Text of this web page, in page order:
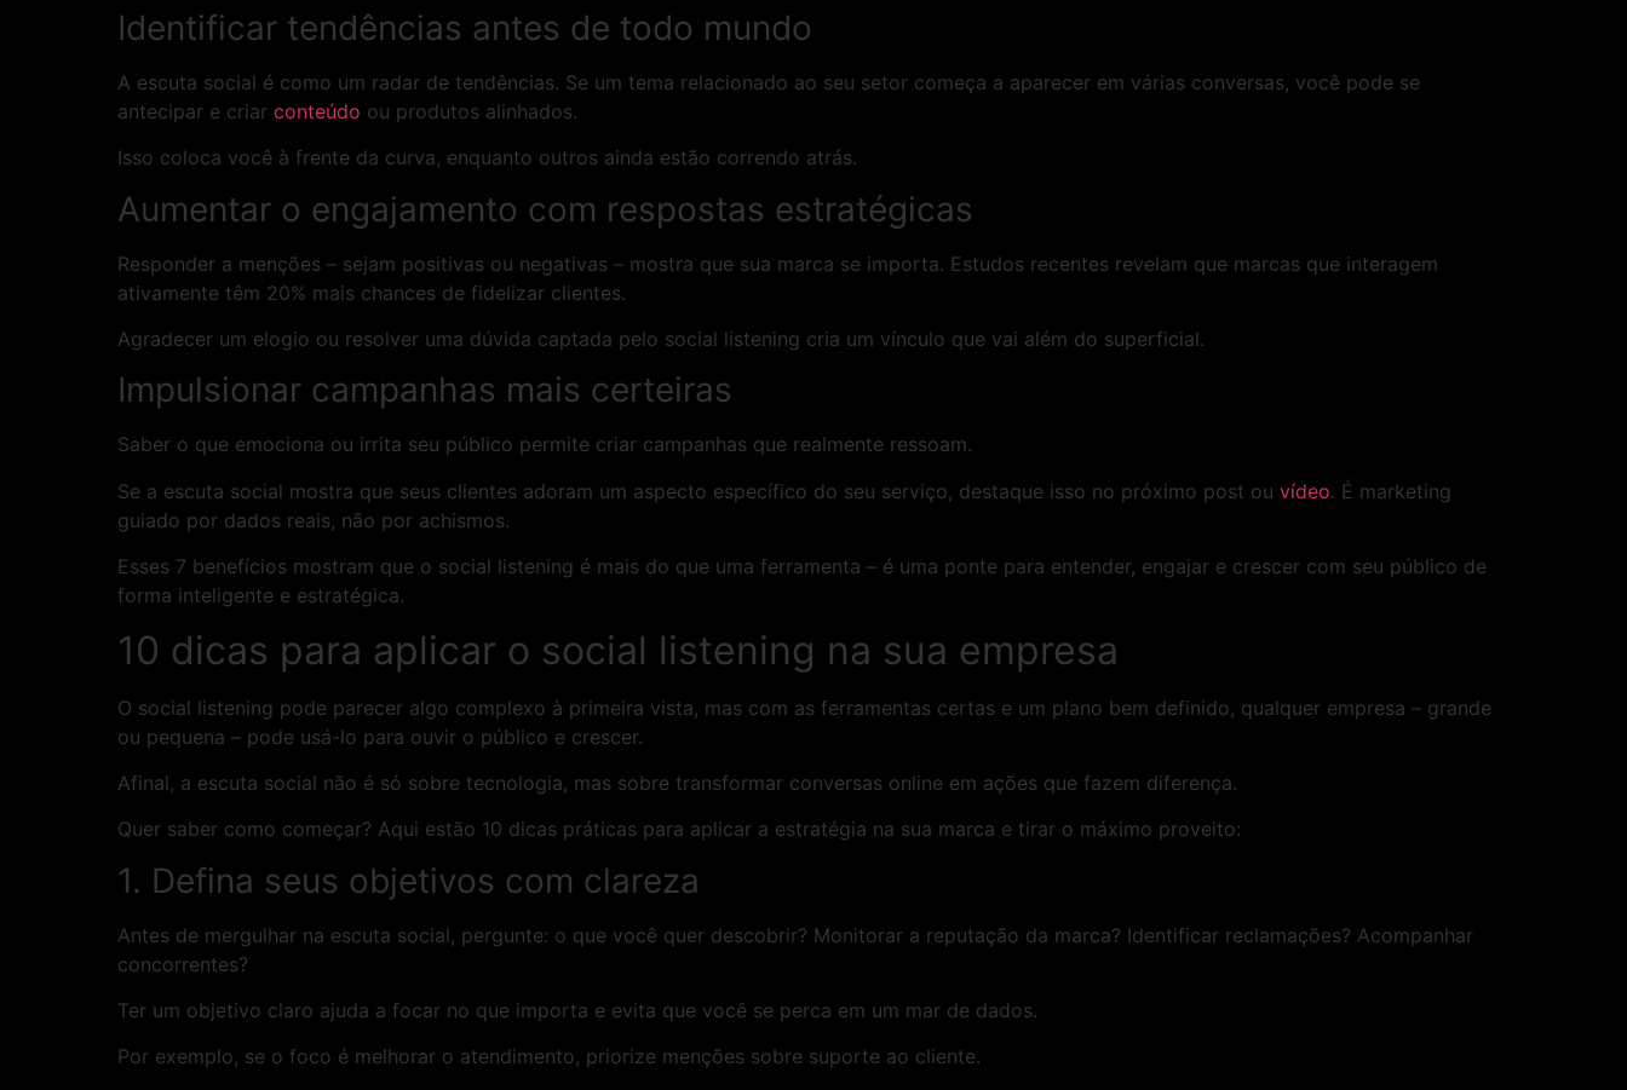
Identificar tendências antes de todo mundo
A escuta social é como um radar de tendências. Se um tema relacionado ao seu setor começa a aparecer em várias conversas, você pode se
antecipar e criar conteúdo ou produtos alinhados.
Isso coloca você à frente da curva, enquanto outros ainda estão correndo atrás.
Aumentar o engajamento com respostas estratégicas
Responder a menções – sejam positivas ou negativas – mostra que sua marca se importa. Estudos recentes revelam que marcas que interagem
ativamente têm 20% mais chances de fidelizar clientes.
Agradecer um elogio ou resolver uma dúvida captada pelo social listening cria um vínculo que vai além do superficial.
Impulsionar campanhas mais certeiras
Saber o que emociona ou irrita seu público permite criar campanhas que realmente ressoam.
Se a escuta social mostra que seus clientes adoram um aspecto específico do seu serviço, destaque isso no próximo post ou vídeo. É marketing
guiado por dados reais, não por achismos.
Esses 7 benefícios mostram que o social listening é mais do que uma ferramenta – é uma ponte para entender, engajar e crescer com seu público de
forma inteligente e estratégica.
10 dicas para aplicar o social listening na sua empresa
O social listening pode parecer algo complexo à primeira vista, mas com as ferramentas certas e um plano bem definido, qualquer empresa – grande
ou pequena – pode usá-lo para ouvir o público e crescer.
Afinal, a escuta social não é só sobre tecnologia, mas sobre transformar conversas online em ações que fazem diferença.
Quer saber como começar? Aqui estão 10 dicas práticas para aplicar a estratégia na sua marca e tirar o máximo proveito:
1. Defina seus objetivos com clareza
Antes de mergulhar na escuta social, pergunte: o que você quer descobrir? Monitorar a reputação da marca? Identificar reclamações? Acompanhar
concorrentes?
Ter um objetivo claro ajuda a focar no que importa e evita que você se perca em um mar de dados.
Por exemplo, se o foco é melhorar o atendimento, priorize menções sobre suporte ao cliente.